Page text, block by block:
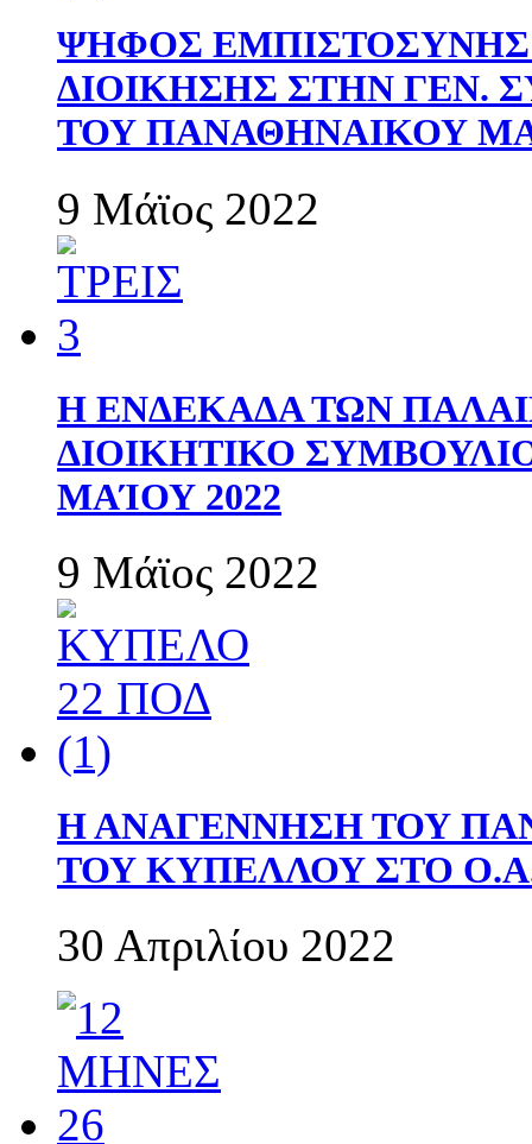
ΨΗΦΟΣ
ΔΙΟΙΚΗΣΗΣ ΣΤΗΝ ΓΕΝ.
ΤΟΥ ΠΑΝΑΘΗΝΑΙΚΟΥ
9 Μάϊος 2022
Η ΕΝΔΕΚΑΔΑ ΤΩΝ
ΔΙΟΙΚΗΤΙΚΟ
ΜΑΊΟΥ 2022
9 Μάϊος 2022
Η ΑΝΑΓΕΝΝΗΣΗ ΤΟΥ
ΤΟΥ ΚΥΠΕΛΛΟΥ ΣΤΟ
30 Απριλίου 2022